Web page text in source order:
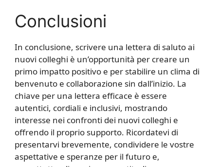
Conclusioni
In conclusione, scrivere una lettera di saluto ai
nuovi colleghi è un’opportunità per creare un
primo impatto positivo e per stabilire un clima di
benvenuto e collaborazione sin dall’inizio. La
chiave per una lettera efficace è essere
autentici, cordiali e inclusivi, mostrando
interesse nei confronti dei nuovi colleghi e
offrendo il proprio supporto. Ricordatevi di
presentarvi brevemente, condividere le vostre
aspettative e speranze per il futuro e,